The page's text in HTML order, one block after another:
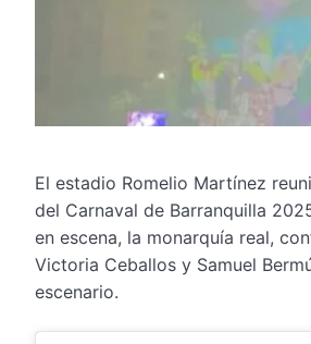
El estadio Romelio Martínez
del Carnaval de Barranquilla
en escena, la monarquía real,
Victoria Ceballos y Samuel
escenario.